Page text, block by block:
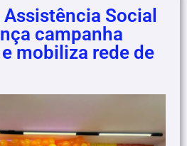
Social
campanha
mobiliza rede de